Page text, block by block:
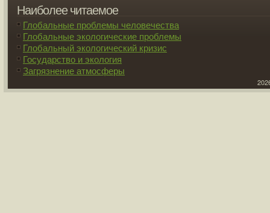
Наиболее читаемое
Глобальные проблемы человечества
Глобальные экологические проблемы
Глобальный экологический кризис
Государство и экология
Загрязнение атмосферы